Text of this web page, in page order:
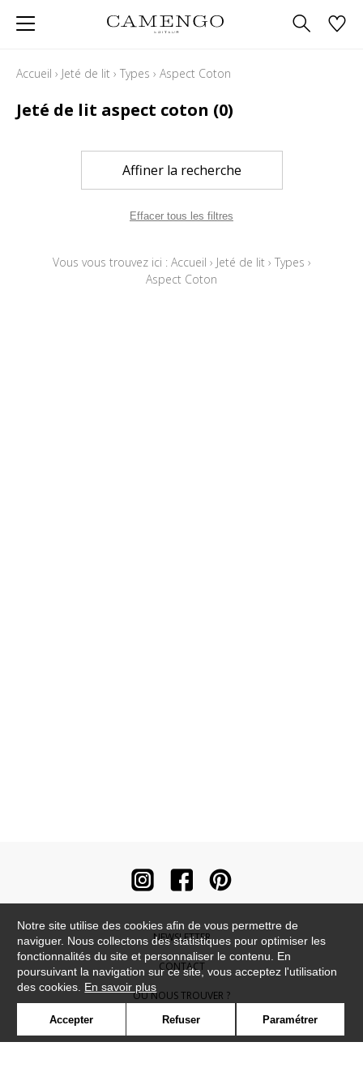
Accueil › Jeté de lit › Types › Aspect Coton
Jeté de lit aspect coton (0)
Affiner la recherche
Effacer tous les filtres
Vous vous trouvez ici : Accueil › Jeté de lit › Types ›
Aspect Coton
NEWSLETTER
CONTACT
OÙ NOUS TROUVER ?
CONTRACT
Notre site utilise des cookies afin de vous permettre de
naviguer. Nous collectons des statistiques pour optimiser les
fonctionnalités du site et personnaliser le contenu. En
poursuivant la navigation sur ce site, vous acceptez l'utilisation
des cookies. En savoir plus
Accepter Refuser Paramétrer